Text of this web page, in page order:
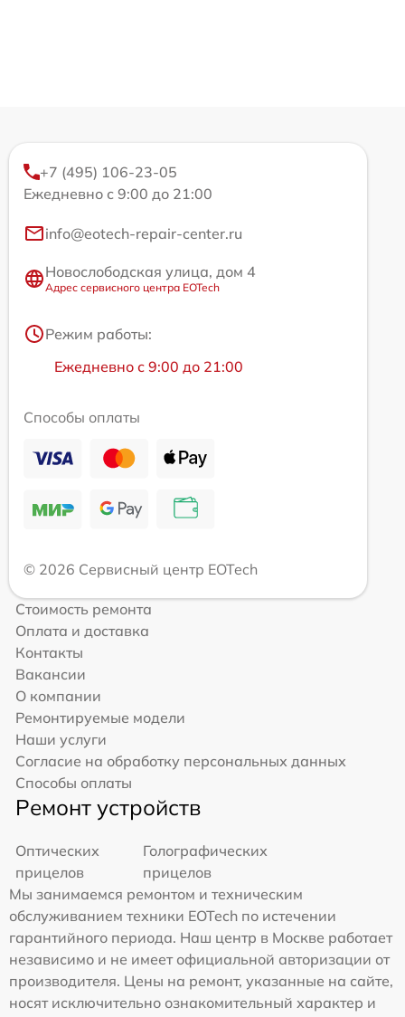
+7 (495) 106-23-05
Ежедневно с 9:00 до 21:00
info@eotech-repair-center.ru
Новослободская улица, дом 4
Адрес сервисного центра EOTech
Режим работы:
Ежедневно с 9:00 до 21:00
Способы оплаты
© 2026 Сервисный центр EOTech
Стоимость ремонта
Оплата и доставка
Контакты
Вакансии
О компании
Ремонтируемые модели
Наши услуги
Согласие на обработку персональных данных
Способы оплаты
Ремонт устройств
Оптических
прицелов
Голографических
прицелов
Мы занимаемся ремонтом и техническим
обслуживанием техники EOTech по истечении
гарантийного периода. Наш центр в Москве работает
независимо и не имеет официальной авторизации от
производителя. Цены на ремонт, указанные на сайте,
носят исключительно ознакомительный характер и